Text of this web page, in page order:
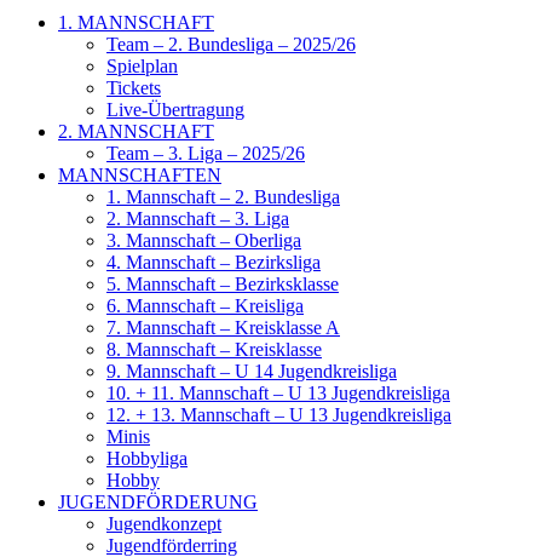
1. MANNSCHAFT
Team – 2. Bundesliga – 2025/26
Spielplan
Tickets
Live-Übertragung
2. MANNSCHAFT
Team – 3. Liga – 2025/26
MANNSCHAFTEN
1. Mannschaft – 2. Bundesliga
2. Mannschaft – 3. Liga
3. Mannschaft – Oberliga
4. Mannschaft – Bezirksliga
5. Mannschaft – Bezirksklasse
6. Mannschaft – Kreisliga
7. Mannschaft – Kreisklasse A
8. Mannschaft – Kreisklasse
9. Mannschaft – U 14 Jugendkreisliga
10. + 11. Mannschaft – U 13 Jugendkreisliga
12. + 13. Mannschaft – U 13 Jugendkreisliga
Minis
Hobbyliga
Hobby
JUGENDFÖRDERUNG
Jugendkonzept
Jugendförderring